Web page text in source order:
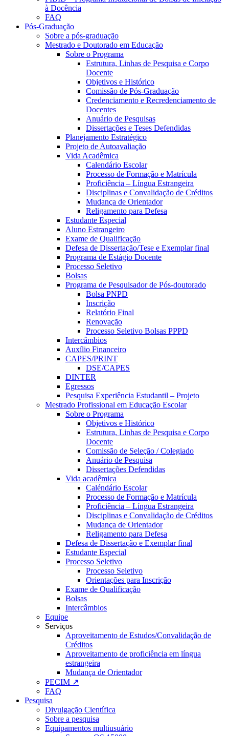
à Docência
FAQ
Pós-Graduação
Sobre a pós-graduação
Mestrado e Doutorado em Educação
Sobre o Programa
Estrutura, Linhas de Pesquisa e Corpo
Docente
Objetivos e Histórico
Comissão de Pós-Graduação
Credenciamento e Recredenciamento de
Docentes
Anuário de Pesquisas
Dissertações e Teses Defendidas
Planejamento Estratégico
Projeto de Autoavaliação
Vida Acadêmica
Calendário Escolar
Processo de Formação e Matrícula
Proficiência – Língua Estrangeira
Disciplinas e Convalidação de Créditos
Mudança de Orientador
Religamento para Defesa
Estudante Especial
Aluno Estrangeiro
Exame de Qualificação
Defesa de Dissertação/Tese e Exemplar final
Programa de Estágio Docente
Processo Seletivo
Bolsas
Programa de Pesquisador de Pós-doutorado
Bolsa PNPD
Inscrição
Relatório Final
Renovação
Processo Seletivo Bolsas PPPD
Intercâmbios
Auxílio Financeiro
CAPES/PRINT
DSE/CAPES
DINTER
Egressos
Pesquisa Experiência Estudantil – Projeto
Mestrado Profissional em Educação Escolar
Sobre o Programa
Objetivos e Histórico
Estrutura, Linhas de Pesquisa e Corpo
Docente
Comissão de Seleção / Colegiado
Anuário de Pesquisa
Dissertações Defendidas
Vida acadêmica
Caléndário Escolar
Processo de Formação e Matrícula
Proficiência – Língua Estrangeira
Disciplinas e Convalidação de Créditos
Mudança de Orientador
Religamento para Defesa
Defesa de Dissertação e Exemplar final
Estudante Especial
Processo Seletivo
Processo Seletivo
Orientações para Inscrição
Exame de Qualificação
Bolsas
Intercâmbios
Equipe
Serviços
Aproveitamento de Estudos/Convalidação de
Créditos
Aproveitamento de proficiência em língua
estrangeira
Mudança de Orientador
PECIM ↗
FAQ
Pesquisa
Divulgação Científica
Sobre a pesquisa
Equipamentos multiusuário